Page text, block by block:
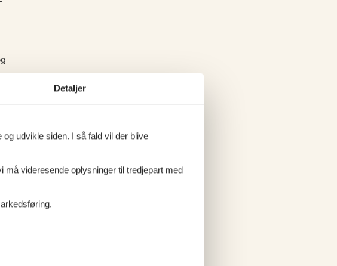
Detaljer
udvikle siden. I så fald vil der blive
videresende oplysninger til tredjepart med